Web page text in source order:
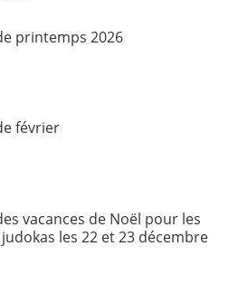
printemps 2026
février
vacances de Noël pour les
les 22 et 23 décembre